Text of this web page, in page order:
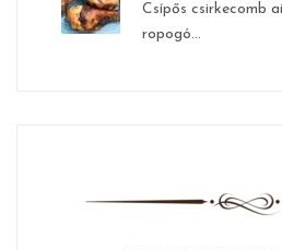
Csípős csirkecomb
ropogó...